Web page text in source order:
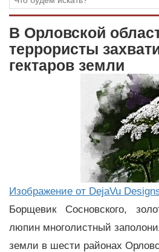
В Орловской
террористы
гектаров земли
Изображение от DejaVu
Борщевик Сосновского,
люпин многолистный
земли в шести районах